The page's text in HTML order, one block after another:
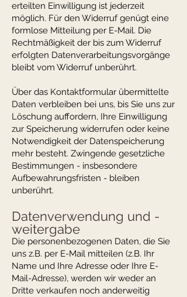
erteilten Einwilligung ist jederzeit
möglich. Für den Widerruf genügt eine
formlose Mitteilung per E-Mail. Die
Rechtmäßigkeit der bis zum Widerruf
erfolgten Datenverarbeitungsvorgänge
bleibt vom Widerruf unberührt.
Über das Kontaktformular übermittelte
Daten verbleiben bei uns, bis Sie uns zur
Löschung auffordern, Ihre Einwilligung
zur Speicherung widerrufen oder keine
Notwendigkeit der Datenspeicherung
mehr besteht. Zwingende gesetzliche
Bestimmungen - insbesondere
Aufbewahrungsfristen - bleiben
unberührt.
Datenverwendung und -
weitergabe
Die personenbezogenen Daten, die Sie
uns z.B. per E-Mail mitteilen (z.B. Ihr
Name und Ihre Adresse oder Ihre E-
Mail-Adresse), werden wir weder an
Dritte verkaufen noch anderweitig